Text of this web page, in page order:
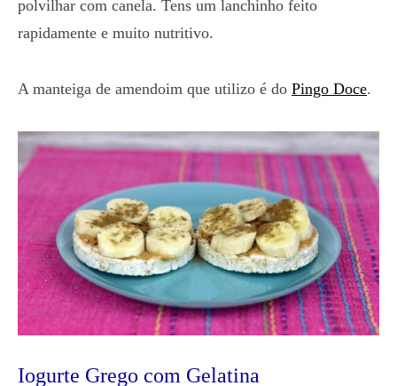
polvilhar com canela. Tens um lanchinho feito
rapidamente e muito nutritivo.
A manteiga de amendoim que utilizo é do Pingo Doce.
Iogurte Grego com Gelatina